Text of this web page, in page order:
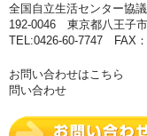
全国自立生活センター協
192-0046 東京都八王子
TEL:0426-60-7747 FAX
お問い合わせはこちら
問い合わせ